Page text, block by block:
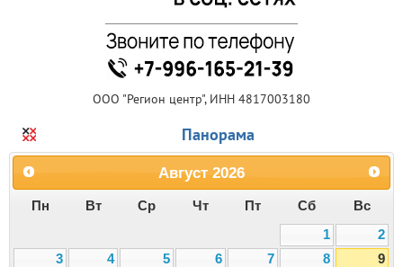
ООО "Регион центр", ИНН 4817003180
Панорама
Август 2026
Пн Вт Ср Чт Пт Сб
Вс
1
2
3
4 5 6 7 8
9